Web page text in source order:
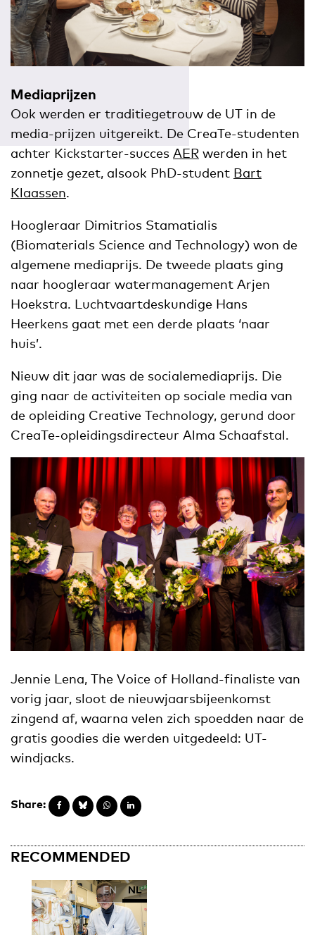
Mediaprijzen
Ook werden er traditiegetrouw de UT in de
media-prijzen uitgereikt. De CreaTe-studenten
achter Kickstarter-succes AER werden in het
zonnetje gezet, alsook PhD-student Bart
Klaassen.
Hoogleraar Dimitrios Stamatialis
(Biomaterials Science and Technology) won de
algemene mediaprijs. De tweede plaats ging
naar hoogleraar watermanagement Arjen
Hoekstra. Luchtvaartdeskundige Hans
Heerkens gaat met een derde plaats ‘naar
huis’.
Nieuw dit jaar was de socialemediaprijs. Die
ging naar de activiteiten op sociale media van
de opleiding Creative Technology, gerund door
CreaTe-opleidingsdirecteur Alma Schaafstal.
Jennie Lena, The Voice of Holland-finaliste van
vorig jaar, sloot de nieuwjaarsbijeenkomst
zingend af, waarna velen zich spoedden naar de
gratis goodies die werden uitgedeeld: UT-
windjacks.
Share:
RECOMMENDED
EN NL